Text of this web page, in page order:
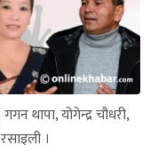
थापा, योगेन्द्र चौधरी,
।